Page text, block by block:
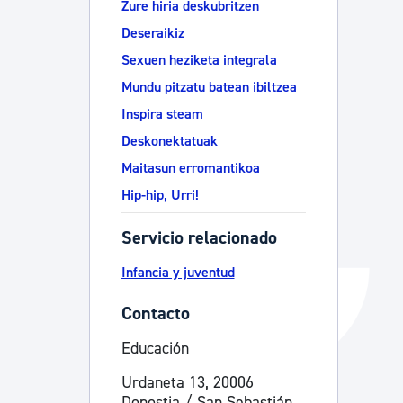
Catálogo de trámites
Ayuda a la tramitación
Zure hiria deskubritzen
Deseraikiz
Sexuen heziketa integrala
Mundu pitzatu batean ibiltzea
Inspira steam
Deskonektatuak
Maitasun erromantikoa
Hip-hip, Urri!
Servicio relacionado
Infancia y juventud
Contacto
Educación
Urdaneta 13, 20006